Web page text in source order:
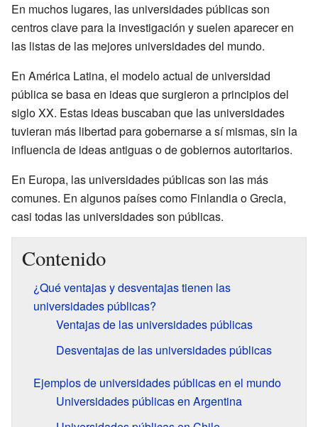
En muchos lugares, las universidades públicas son
centros clave para la investigación y suelen aparecer en
las listas de las mejores universidades del mundo.
En América Latina, el modelo actual de universidad
pública se basa en ideas que surgieron a principios del
siglo XX. Estas ideas buscaban que las universidades
tuvieran más libertad para gobernarse a sí mismas, sin la
influencia de ideas antiguas o de gobiernos autoritarios.
En Europa, las universidades públicas son las más
comunes. En algunos países como Finlandia o Grecia,
casi todas las universidades son públicas.
Contenido
¿Qué ventajas y desventajas tienen las
universidades públicas?
Ventajas de las universidades públicas
Desventajas de las universidades públicas
Ejemplos de universidades públicas en el mundo
Universidades públicas en Argentina